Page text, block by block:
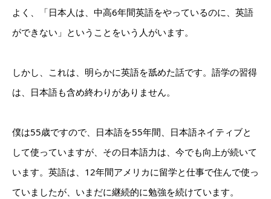
よく、「日本人は、中高6年間英語をやっているのに、英語
ができない」ということをいう人がいます。
しかし、これは、明らかに英語を舐めた話です。語学の習得
は、日本語も含め終わりがありません。
僕は55歳ですので、日本語を55年間、日本語ネイティブと
して使っていますが、その日本語力は、今でも向上が続いて
います。英語は、12年間アメリカに留学と仕事で住んで使っ
ていましたが、いまだに継続的に勉強を続けています。